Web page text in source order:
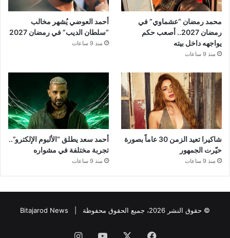
محمد رمضان “عشماوي” في
رمضان 2027.. أصعب حكم
يواجهه داخل بيته
منذ 9 ساعات
أحمد العوضي يُشهر مخالب
“سلطان الديب” في رمضان 2027
منذ 9 ساعات
شاكيرا تعيد الزمن 30 عاماً بصورة
حيّرت الجمهور
منذ 9 ساعات
أحمد سعد يطلق “الألبوم الإلكترو”..
تجربة مختلفة في مشواره
منذ 9 ساعات
© حقوق النشر 2026، جميع الحقوق محفوظة | Bitajarod News
فيسبوك ‫YouTubeانستقرام